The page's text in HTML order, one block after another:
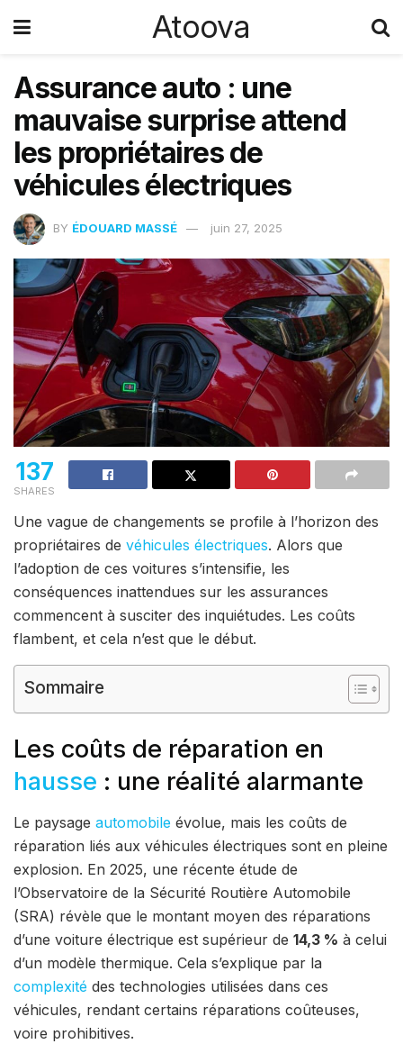
Atoova
Assurance auto : une
mauvaise surprise attend
les propriétaires de
véhicules électriques
BY ÉDOUARD MASSÉ juin 27, 2025
137
SHARES
Une vague de changements se profile à l’horizon des
propriétaires de véhicules électriques. Alors que
l’adoption de ces voitures s’intensifie, les
conséquences inattendues sur les assurances
commencent à susciter des inquiétudes. Les coûts
flambent, et cela n’est que le début.
Sommaire
Les coûts de réparation en
hausse : une réalité alarmante
Le paysage automobile évolue, mais les coûts de
réparation liés aux véhicules électriques sont en pleine
explosion. En 2025, une récente étude de
l’Observatoire de la Sécurité Routière Automobile
(SRA) révèle que le montant moyen des réparations
d’une voiture électrique est supérieur de 14,3 % à celui
d’un modèle thermique. Cela s’explique par la
complexité des technologies utilisées dans ces
véhicules, rendant certains réparations coûteuses,
voire prohibitives.